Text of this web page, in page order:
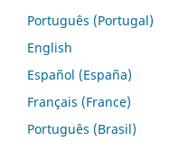
Português (Portugal)
English
Español (España)
Français (France)
Português (Brasil)